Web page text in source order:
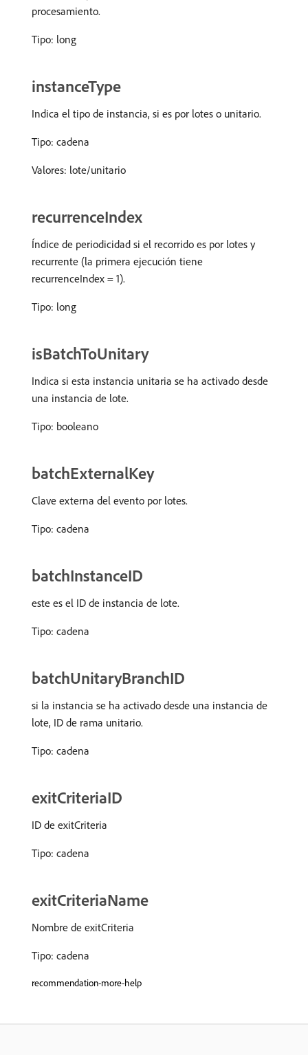
procesamiento.
Tipo: long
instanceType
Indica el tipo de instancia, si es por lotes o unitario.
Tipo: cadena
Valores: lote/unitario
recurrenceIndex
Índice de periodicidad si el recorrido es por lotes y
recurrente (la primera ejecución tiene
recurrenceIndex = 1).
Tipo: long
isBatchToUnitary
Indica si esta instancia unitaria se ha activado desde
una instancia de lote.
Tipo: booleano
batchExternalKey
Clave externa del evento por lotes.
Tipo: cadena
batchInstanceID
este es el ID de instancia de lote.
Tipo: cadena
batchUnitaryBranchID
si la instancia se ha activado desde una instancia de
lote, ID de rama unitario.
Tipo: cadena
exitCriteriaID
ID de exitCriteria
Tipo: cadena
exitCriteriaName
Nombre de exitCriteria
Tipo: cadena
recommendation-more-help